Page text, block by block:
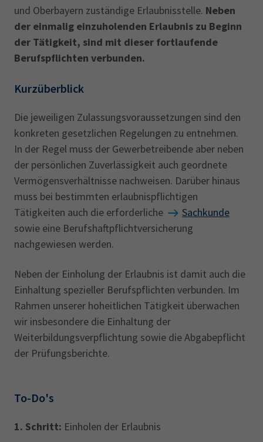
und Oberbayern zuständige Erlaubnisstelle. Neben
der einmalig einzuholenden Erlaubnis zu Beginn
der Tätigkeit, sind mit dieser fortlaufende
Berufspflichten verbunden.
Kurzüberblick
Die jeweiligen Zulassungsvoraussetzungen sind den
konkreten gesetzlichen Regelungen zu entnehmen.
In der Regel muss der Gewerbetreibende aber neben
der persönlichen Zuverlässigkeit auch geordnete
Vermögensverhältnisse nachweisen. Darüber hinaus
muss bei bestimmten erlaubnispflichtigen
Tätigkeiten auch die erforderliche
Sachkunde
sowie eine Berufshaftpflichtversicherung
nachgewiesen werden.
Neben der Einholung der Erlaubnis ist damit auch die
Einhaltung spezieller Berufspflichten verbunden. Im
Rahmen unserer hoheitlichen Tätigkeit überwachen
wir insbesondere die Einhaltung der
Weiterbildungsverpflichtung sowie die Abgabepflicht
der Prüfungsberichte.
To-Do's
1. Schritt: Einholen der Erlaubnis